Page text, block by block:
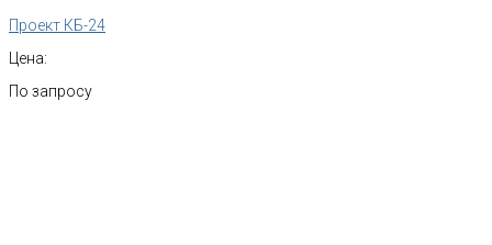
Проект КБ-24
Цена:
По запросу